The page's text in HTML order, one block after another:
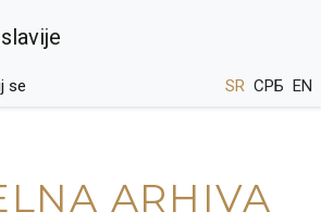
se SR СРБ EN
ARHIVA